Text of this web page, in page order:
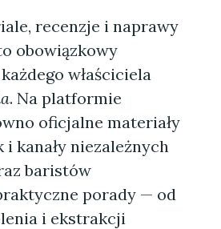
recenzje i naprawy
obowiązkowy
właściciela
. Na platformie
oficjalne materiały
kanały niezależnych
baristów
porady — od
i ekstrakcji